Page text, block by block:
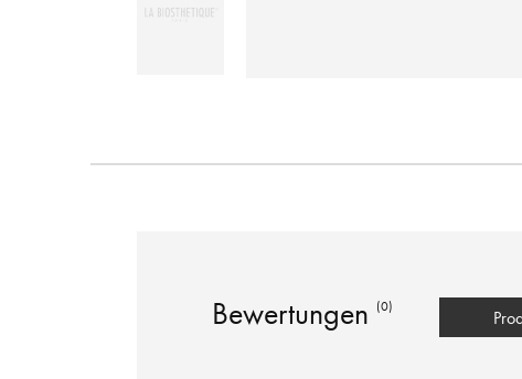
Bewertungen (0)